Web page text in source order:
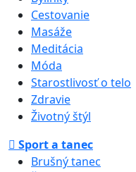
Cestovanie
Masáže
Meditácia
Móda
Starostlivosť o telo
Zdravie
Životný štýl
Sport a tanec
Brušný tanec